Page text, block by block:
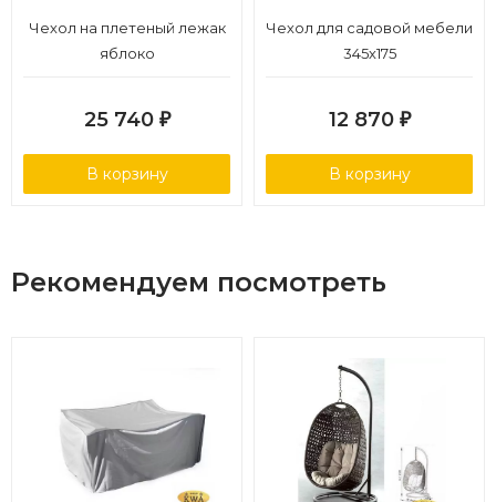
Чехол на плетеный лежак
яблоко
25 740 ₽
В корзину
Чехол для садовой мебели
345х175
12 870 ₽
В корзину
Рекомендуем посмотреть